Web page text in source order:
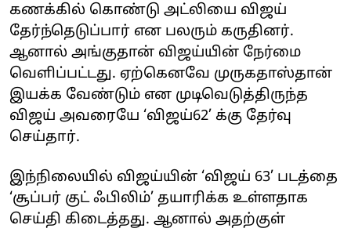
கணக்கில் கொண்டு அட்லியை விஜய்
தேர்ந்தெடுப்பார் என பலரும் கருதினர்.
ஆனால் அங்குதான் விஜய்யின் நேர்மை
வெளிப்பட்டது. ஏற்கெனவே முருகதாஸ்தான்
இயக்க வேண்டும் என முடிவெடுத்திருந்த
விஜய் அவரையே ‘விஜய்62’ க்கு தேர்வு
செய்தார்.
இந்நிலையில் விஜய்யின் ‘விஜய் 63’ படத்தை
‘சூப்பர் குட் ஃபிலிம்’ தயாரிக்க உள்ளதாக
செய்தி கிடைத்தது. ஆனால் அதற்குள்